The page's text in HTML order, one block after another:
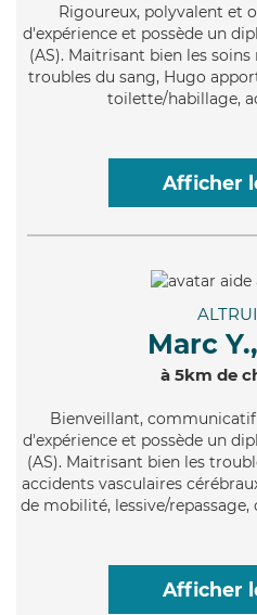
Rigoureux, polyvalent et
d'expérience et possède un
(AS). Maitrisant bien les
troubles du sang, Hugo
toilette/habillage,
Afficher
Marc Y.,
à 5km de
Bienveillant, communicatif
d'expérience et possède un
(AS). Maitrisant bien les
accidents vasculaires
de mobilité, lessive/
Afficher